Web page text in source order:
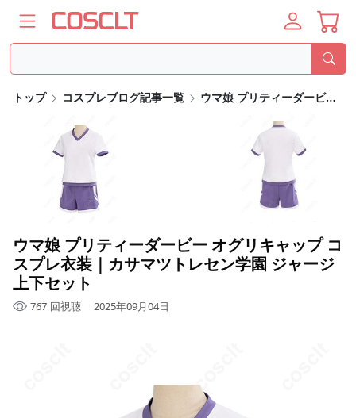
トップ コスプレブログ記事一覧 ウマ娘 プリティーダービー オグリキャップ コスプレ衣装｜カサマツトレセン学園 ジャージ上下セット
ウマ娘 プリティーダービー オグリキャップ コ
スプレ衣装｜カサマツトレセン学園 ジャージ
上下セット
767 回視聴 2025年09月04日